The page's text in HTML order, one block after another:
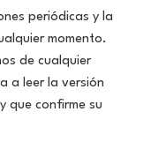
periódicas y la
momento.
de cualquier
a leer la versión
que confirme su